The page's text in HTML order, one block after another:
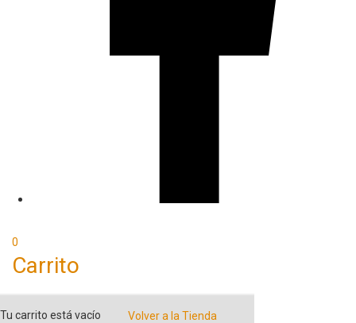
0
Carrito
Tu carrito está vacío Volver a la Tienda